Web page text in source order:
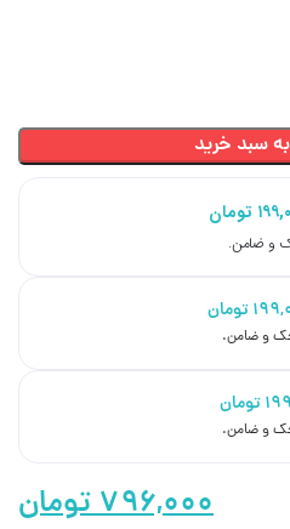
سبد خرید
تومان
تومان
تومان
۷۹۶,۰۰۰تومان